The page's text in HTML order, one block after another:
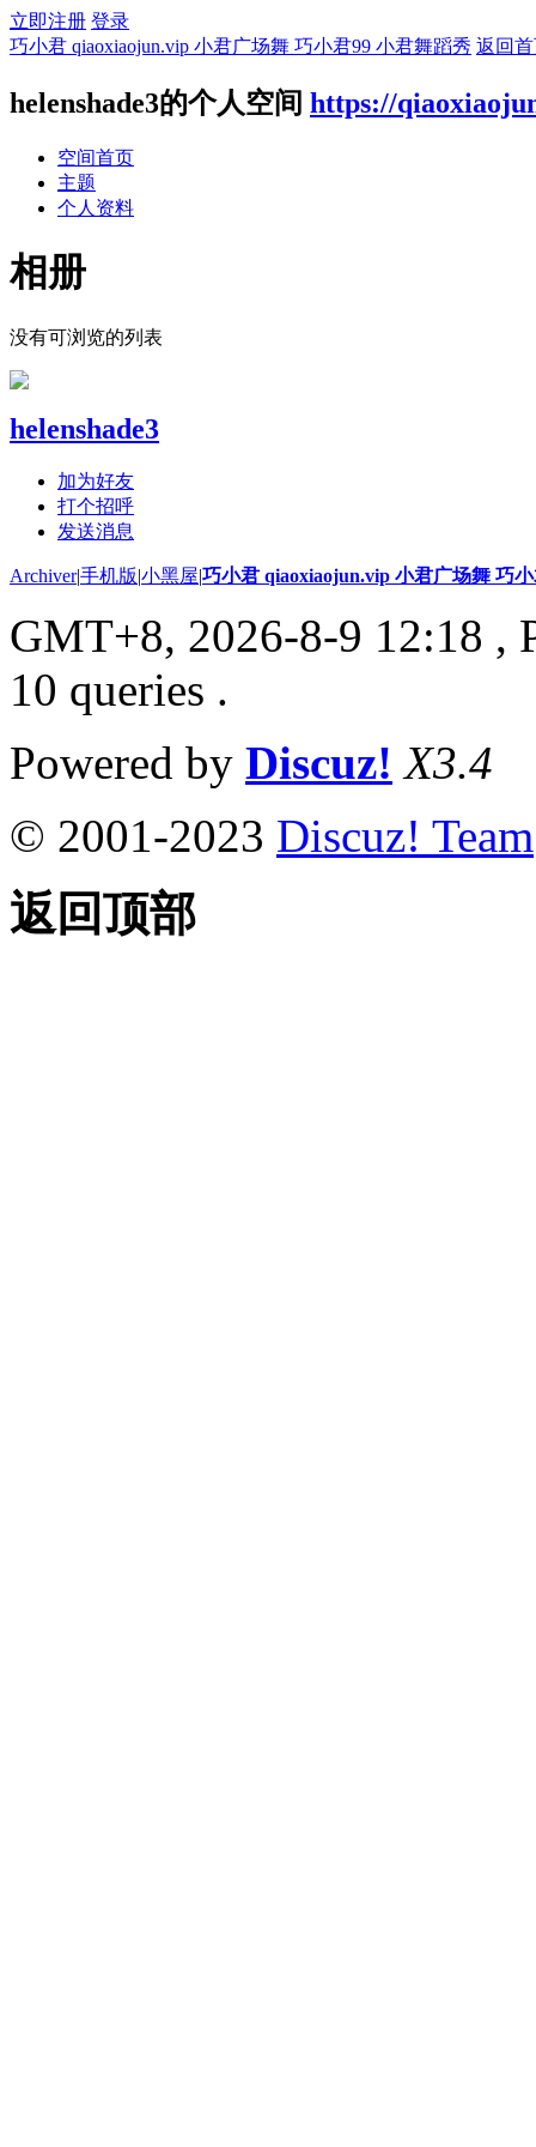
立即注册 登录
巧小君 qiaoxiaojun.vip 小君广场舞 巧小君99 小君舞蹈秀 返回
helenshade3的个人空间 https://
空间首页
主题
个人资料
相册
没有可浏览的列表
helenshade3
加为好友
打个招呼
发送消息
Archiver|手机版|小黑屋|巧小君 qiaoxiaojun.vip 小君广场舞 巧
GMT+8, 2026-8-9 12:18 ,
10 queries .
Powered by Discuz! X3.4
© 2001-2023 Discuz! Team
返回顶部